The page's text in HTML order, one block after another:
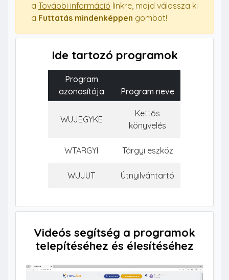
a További információ linkre, majd válassza ki
a Futtatás mindenképpen gombot!
Ide tartozó programok
Program
azonosítója
Program neve
WUJEGYKE
Kettős
könyvelés
WTARGYI Tárgyi eszköz
WUJUT Útnyilvántartó
Videós segítség a programok
telepítéséhez és élesítéséhez